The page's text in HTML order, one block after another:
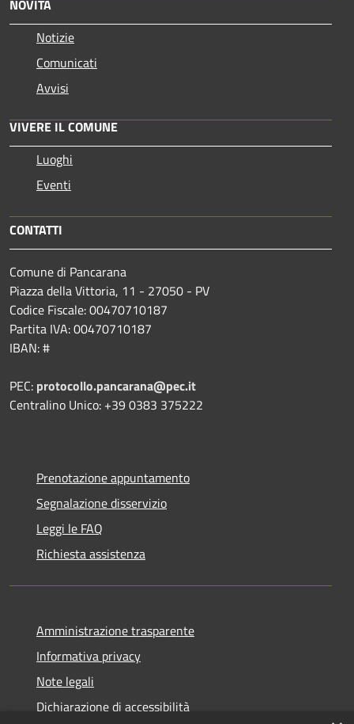
NOVITÀ
Notizie
Comunicati
Avvisi
VIVERE IL COMUNE
Luoghi
Eventi
CONTATTI
Comune di Pancarana
Piazza della Vittoria, 11 - 27050 - PV
Codice Fiscale: 00470710187
Partita IVA: 00470710187
IBAN: #
PEC: protocollo.pancarana@pec.it
Centralino Unico: +39 0383 375222
Prenotazione appuntamento
Segnalazione disservizio
Leggi le FAQ
Richiesta assistenza
Amministrazione trasparente
Informativa privacy
Note legali
Dichiarazione di accessibilità